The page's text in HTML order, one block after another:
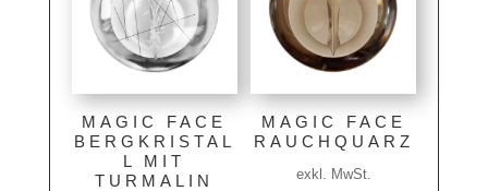
MAGIC FACE
BERGKRISTAL
L MIT
TURMALIN
MAGIC FACE
RAUCHQUARZ
exkl. MwSt.